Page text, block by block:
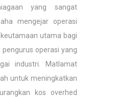
yang sangat
mengejar operasi
utama bagi
operasi yang
industri. Matlamat
untuk meningkatkan
kos overhed